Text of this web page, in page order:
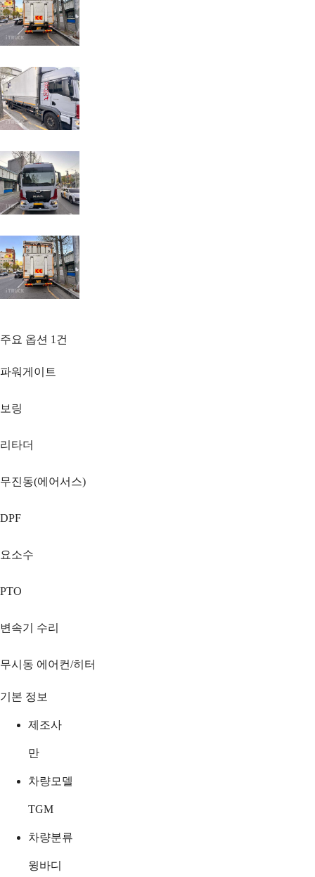
주요 옵션 1 건
파워게이트
보링
리타더
무진동(에어서스)
DPF
요소수
PTO
변속기 수리
무시동 에어컨/히터
기본 정보
제조사
만
차량모델
TGM
차량분류
윙바디